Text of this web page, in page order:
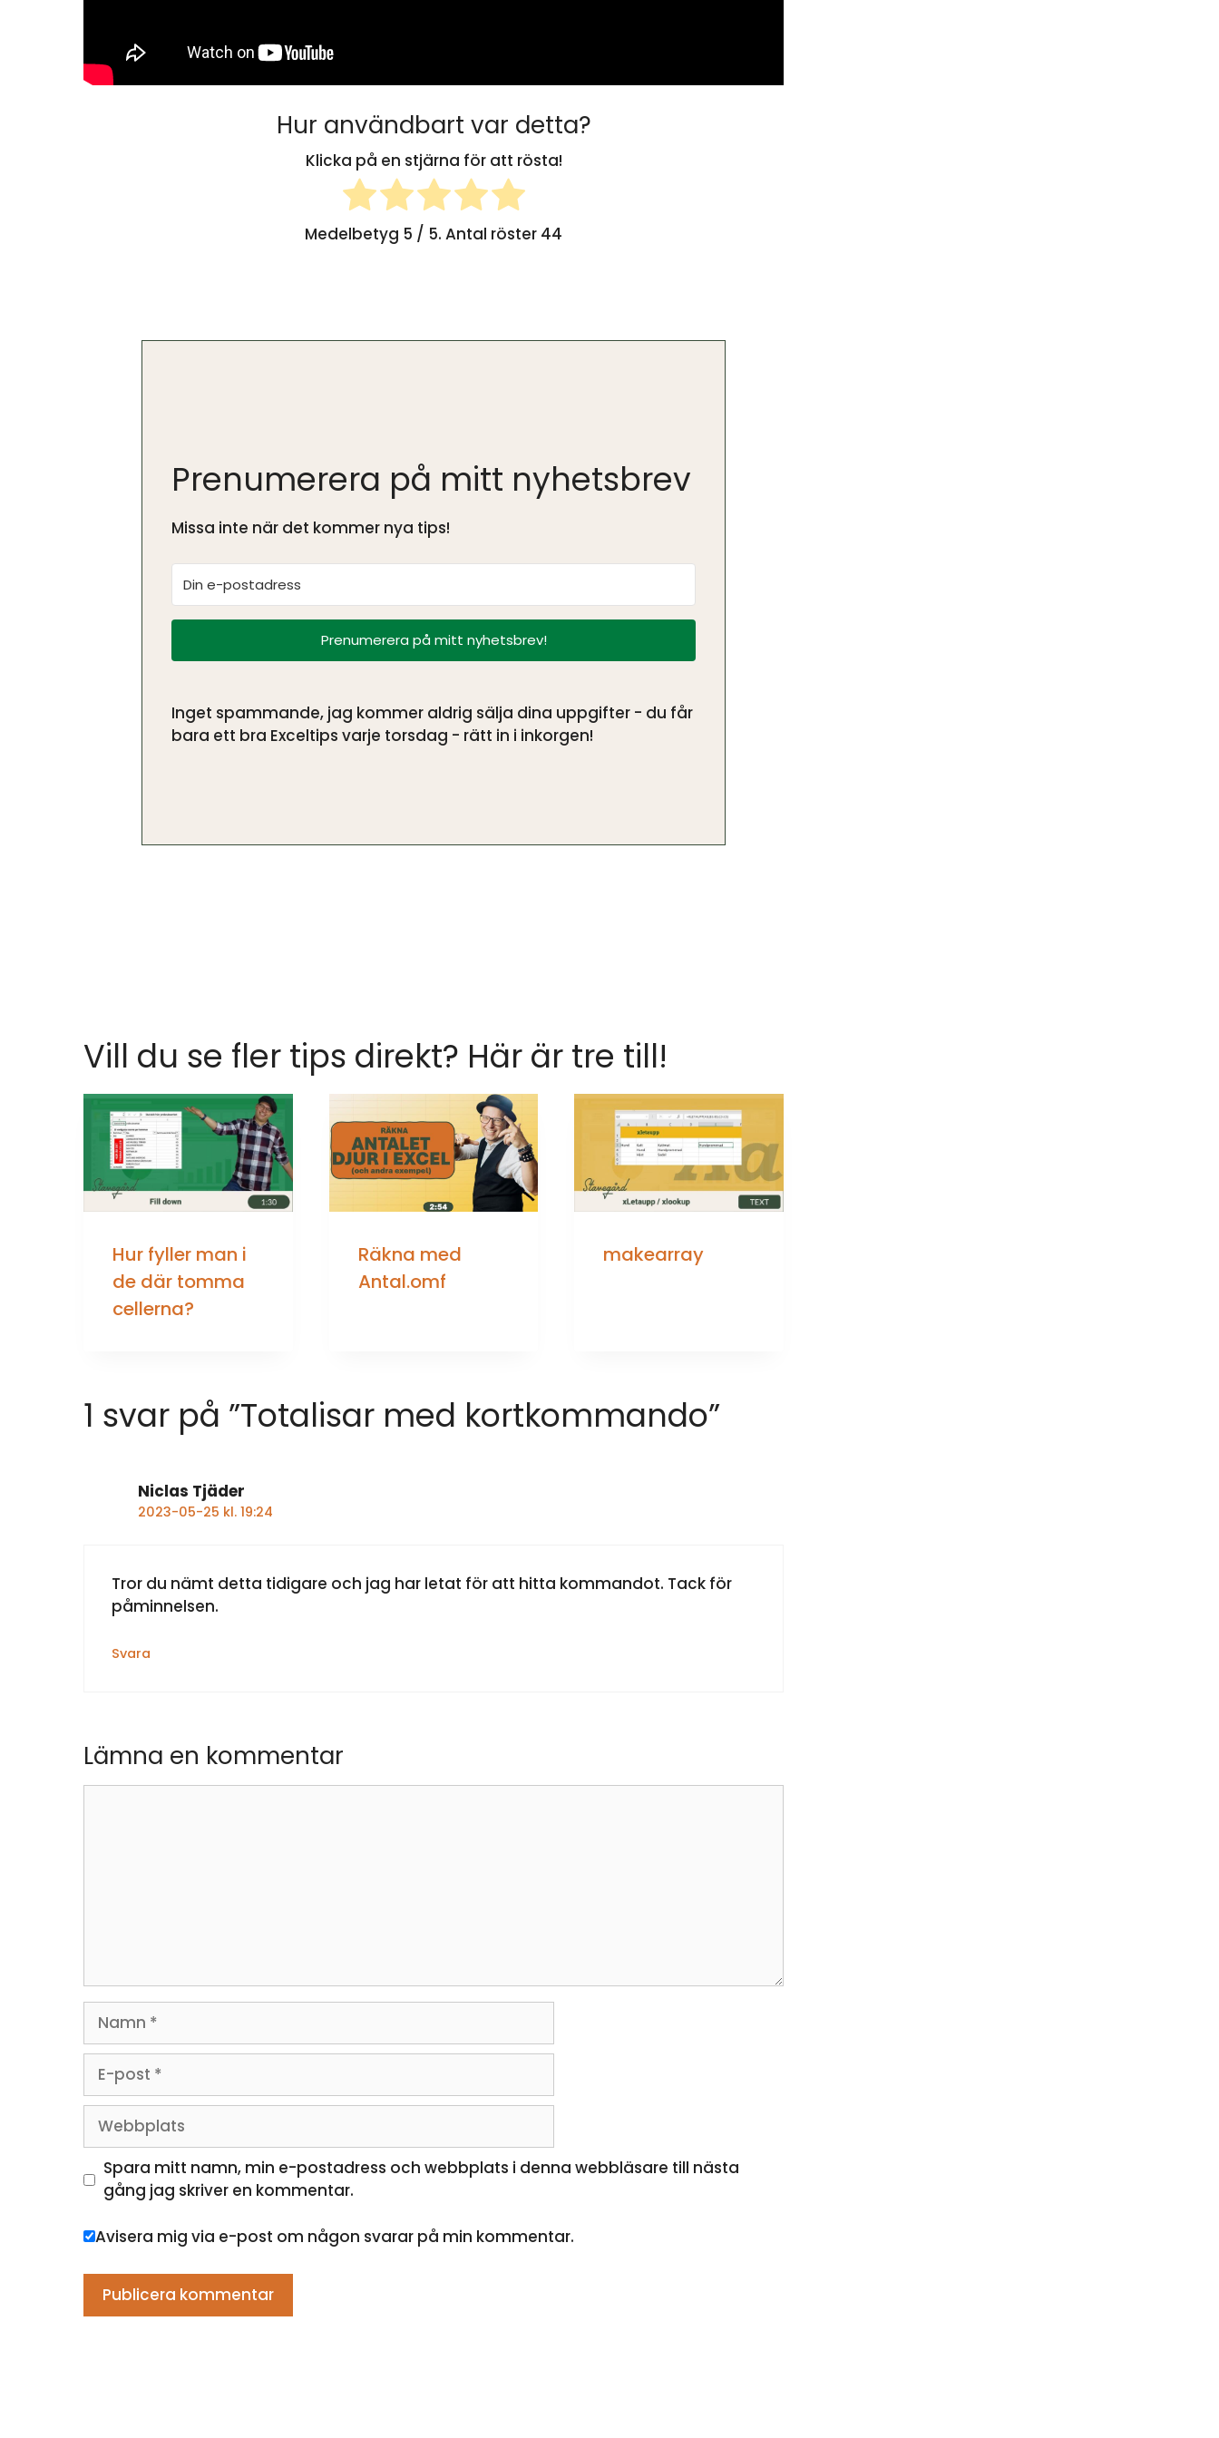
Hur användbart var detta?
Klicka på en stjärna för att rösta!
Medelbetyg 5 / 5. Antal röster 44
Prenumerera på mitt nyhetsbrev
Missa inte när det kommer nya tips!
Prenumerera på mitt nyhetsbrev!
Inget spammande, jag kommer aldrig sälja dina uppgifter - du får
bara ett bra Exceltips varje torsdag - rätt in i inkorgen!
Vill du se fler tips direkt? Här är tre till!
Hur fyller man i
de där tomma
cellerna?
Räkna med
Antal.omf
makearray
1 svar på ”Totalisar med kortkommando”
Niclas Tjäder
2023-05-25 kl. 19:24
Tror du nämt detta tidigare och jag har letat för att hitta kommandot. Tack för
påminnelsen.
Svara
Lämna en kommentar
Namn
post
Webbplats
Spara mitt namn, min e-postadress och webbplats i denna webbläsare till nästa
gång jag skriver en kommentar.
Avisera mig via e-post om någon svarar på min kommentar.